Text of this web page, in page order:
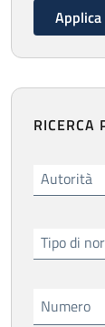
RICERCA
Autorità
Tipo di
Numero